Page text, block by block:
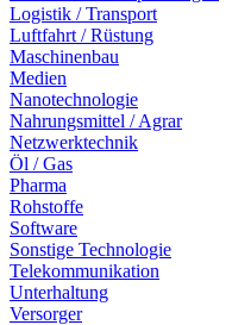
Logistik / Transport
Luftfahrt / Rüstung
Maschinenbau
Medien
Nanotechnologie
Nahrungsmittel / Agrar
Netzwerktechnik
Öl / Gas
Pharma
Rohstoffe
Software
Sonstige Technologie
Telekommunikation
Unterhaltung
Versorger